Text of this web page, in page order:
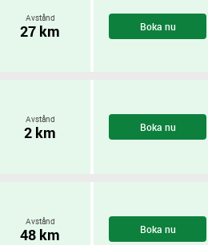
Avstånd
27 km Boka nu
Avstånd
2 km Boka nu
Avstånd
48 km Boka nu